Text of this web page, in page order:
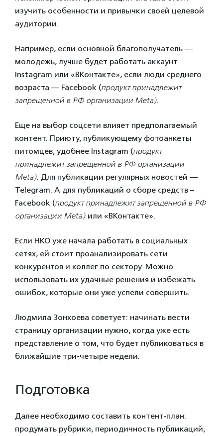
изучить особенности и привычки своей целевой
аудитории.
Например, если основной благополучатель —
молодежь, лучше будет работать аккаунт
Instagram или «ВКонтакте», если люди среднего
возраста — Facebook (продукт принадлежит
запрещенной в РФ организации Meta).
Еще на выбор соцсети влияет предполагаемый
контент. Приюту, публикующему фотоанкеты
питомцев, удобнее Instagram (продукт
принадлежит запрещенной в РФ организации
Meta). Для публикации регулярных новостей —
Telegram. А для публикаций о сборе средств –
Facebook (продукт принадлежит запрещенной в РФ
организации Meta) или «ВКонтакте».
Если НКО уже начала работать в социальных
сетях, ей стоит проанализировать сети
конкурентов и коллег по сектору. Можно
использовать их удачные решения и избежать
ошибок, которые они уже успели совершить.
Людмила Зонхоева советует: начинать вести
страницу организации нужно, когда уже есть
представление о том, что будет публиковаться в
ближайшие три-четыре недели.
Подготовка
Далее необходимо составить контент-план:
продумать рубрики, периодичность публикаций,